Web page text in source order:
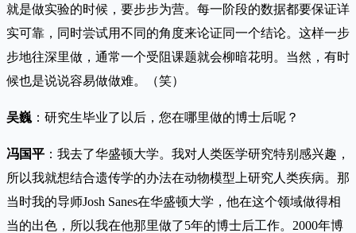
就是做实验的时候，要步步为营。每一阶段的数据都要保证详
实可靠，同时尝试用不同的角度来论证同一个结论。这样一步
步地往深里做，通常一个受阻课题就会柳暗花明。当然，有时
候也是说说容易做做难。（笑）
吴巍 ：研究生毕业了以后，您在哪里做的博士后呢？
冯国平 ：我去了华盛顿大学。我对人类医学研究特别感兴趣，
所以我就想结合遗传学的办法在动物模型上研究人类疾病。那
当时我的导师Josh Sanes在华盛顿大学，他在这个领域做得相
当的出色，所以我在他那里做了5年的博士后工作。2000年博